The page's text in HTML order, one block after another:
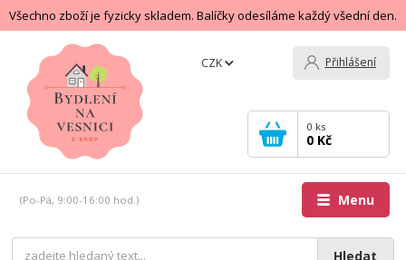
Všechno zboží je fyzicky skladem. Balíčky odesíláme každý všední den.
Menu
CZK Přihlášení
Hledat
(Po-Pá, 9:00-16:00 hod.)
0 ks
0 Kč